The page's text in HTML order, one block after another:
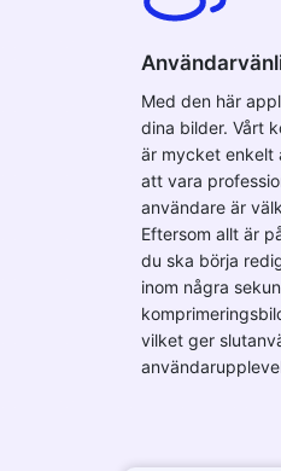
Med den här
dina bilder. Vårt
är mycket enkelt
att vara
användare är
Eftersom allt är
du ska börja
inom några
vilket ger